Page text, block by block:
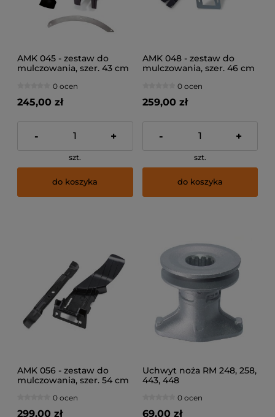
AMK 045 - zestaw do
mulczowania, szer. 43 cm
0 ocen
245,00 zł
- +
szt.
do koszyka
AMK 048 - zestaw do
mulczowania, szer. 46 cm
0 ocen
259,00 zł
- +
szt.
do koszyka
AMK 056 - zestaw do
mulczowania, szer. 54 cm
0 ocen
299,00 zł
Uchwyt noża RM 248, 258,
443, 448
0 ocen
69,00 zł